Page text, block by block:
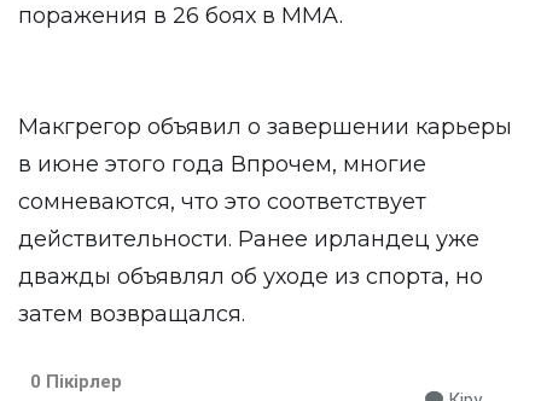
поражения в 26 боях в MMA.
Макгрегор объявил о завершении карьеры
в июне этого года Впрочем, многие
сомневаются, что это соответствует
действительности. Ранее ирландец уже
дважды объявлял об уходе из спорта, но
затем возвращался.
0 Пікірлер